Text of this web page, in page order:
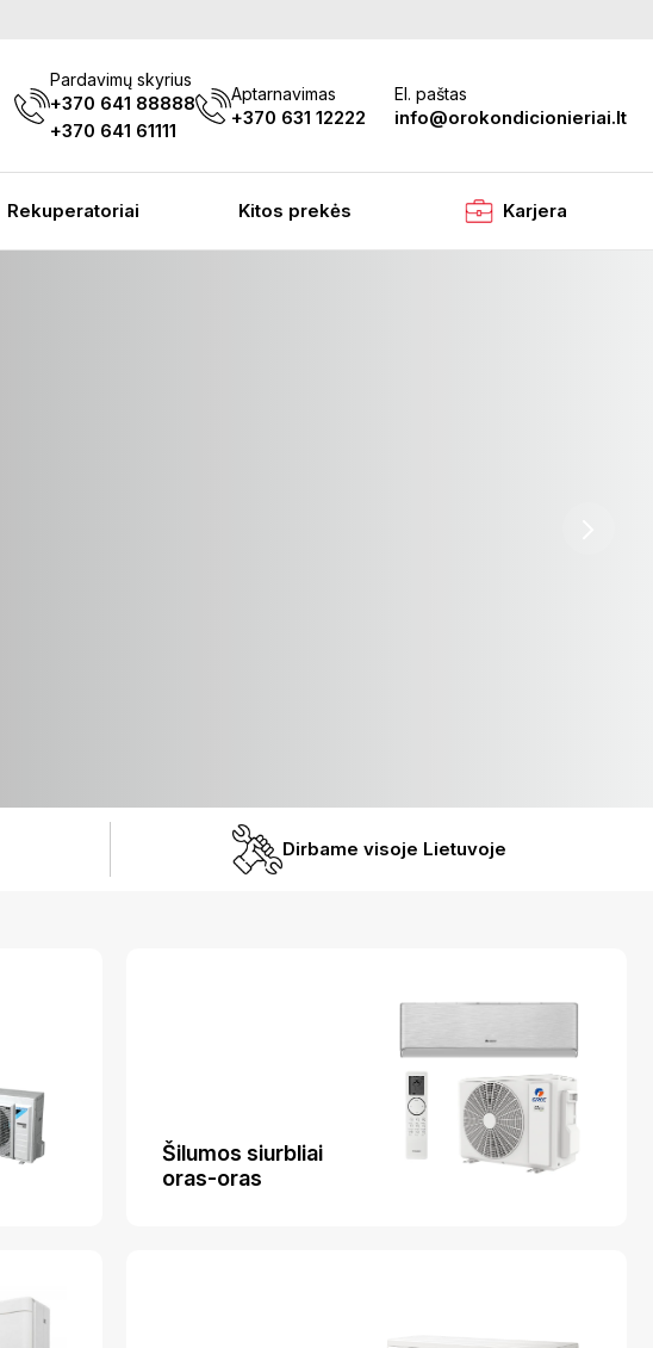
Pardavimų skyrius
+370 641 88888
+370 641 61111
Aptarnavimas
+370 631 12222
El. paštas
info@orokondicionieriai.lt
Rekuperatoriai Kitos prekės Karjera
Dirbame visoje Lietuvoje
Šilumos siurbliai
oras-oras